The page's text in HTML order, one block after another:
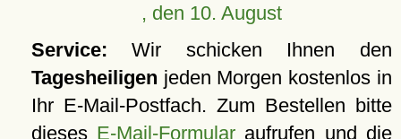
, den 10. August
Service: Wir schicken Ihnen den
Tagesheiligen jeden Morgen kostenlos in
Ihr E-Mail-Postfach. Zum Bestellen bitte
dieses E-Mail-Formular aufrufen und die